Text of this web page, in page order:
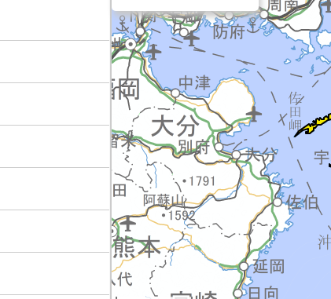
津波情報
雨量
水位情報
ダム情報